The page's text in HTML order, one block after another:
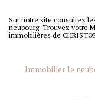
Sur notre site consultez
neubourg. Trouvez votre
immobilières de
Immobilier le